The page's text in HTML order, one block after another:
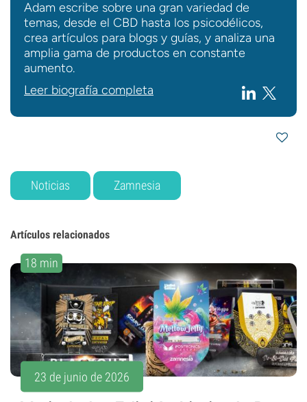
Adam escribe sobre una gran variedad de
temas, desde el CBD hasta los psicodélicos,
crea artículos para blogs y guías, y analiza una
amplia gama de productos en constante
aumento.
Leer biografía completa
Noticias Zamnesia
Artículos relacionados
18 min
23 de junio de 2026